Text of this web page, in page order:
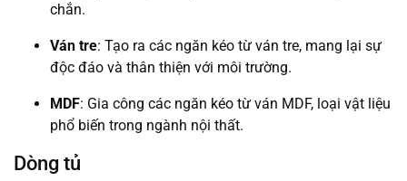
chắn.
Ván tre: Tạo ra các ngăn kéo từ ván tre, mang lại sự
độc đáo và thân thiện với môi trường.
MDF: Gia công các ngăn kéo từ ván MDF, loại vật liệu
phổ biến trong ngành nội thất.
Dòng tủ